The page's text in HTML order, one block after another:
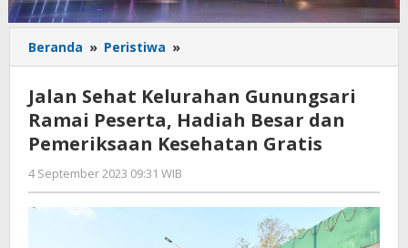
Beranda » Peristiwa »
Sehat
Kelurahan
Gunungsari
Ramai
Peserta,
Pemeriksaan
Kesehatan
Jalan Sehat Kelurahan Gunungsari
Ramai Peserta, Hadiah Besar dan
Pemeriksaan Kesehatan Gratis
4 September 2023 09:31 WIB
Gagah
Saputra